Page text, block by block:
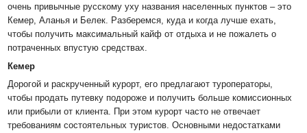
очень привычные русскому уху названия населенных пунктов – это
Кемер, Аланья и Белек. Разберемся, куда и когда лучше ехать,
чтобы получить максимальный кайф от отдыха и не пожалеть о
потраченных впустую средствах.
Кемер
Дорогой и раскрученный курорт, его предлагают туроператоры,
чтобы продать путевку подороже и получить больше комиссионных
или прибыли от клиента. При этом курорт часто не отвечает
требованиям состоятельных туристов. Основными недостатками